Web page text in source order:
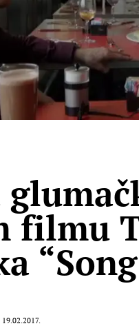
filmu
19.02.2017.